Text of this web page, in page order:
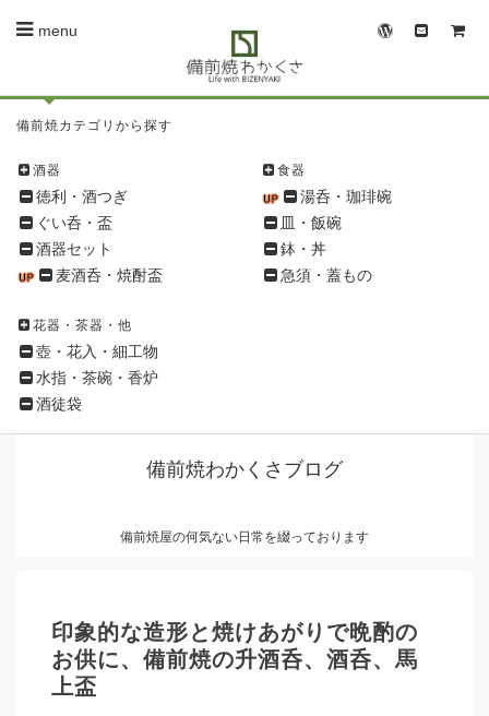
menu
備
焼
シ
ョ
ッ
ン
メ
ニ
ュ
ー
備前焼カテゴリから探す
酒器
徳利・酒つぎ
ぐい呑・盃
酒器セット
麦酒呑・焼酎盃
食器
湯呑・珈琲碗
皿・飯碗
鉢・丼
急須・蓋もの
花器・茶器・他
壺・花入・細工物
水指・茶碗・香炉
酒徒袋
備前焼わかくさブログ
備前焼屋の何気ない日常を綴っております
印象的な造形と焼けあがりで晩酌の
お供に、備前焼の升酒呑、酒呑、馬
上盃